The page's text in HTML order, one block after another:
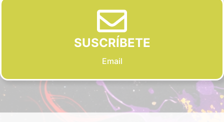
SUSCRÍBETE
Email